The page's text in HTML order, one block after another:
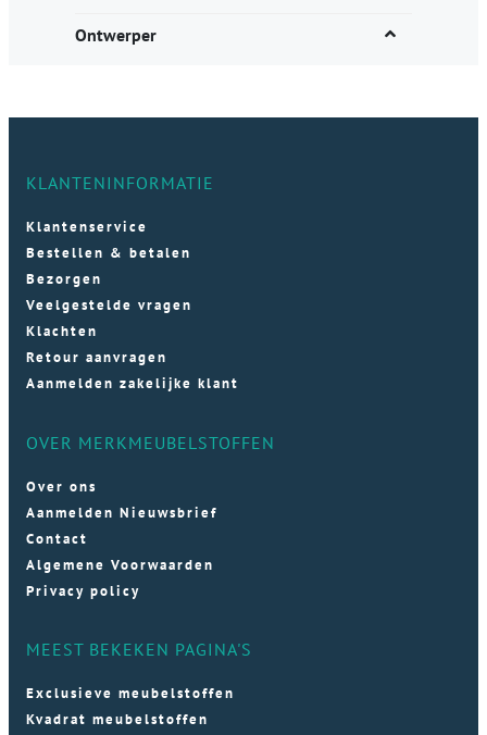
Ontwerper
KLANTENINFORMATIE
Klantenservice
Bestellen & betalen
Bezorgen
Veelgestelde vragen
Klachten
Retour aanvragen
Aanmelden zakelijke klant
OVER MERKMEUBELSTOFFEN
Over ons
Aanmelden Nieuwsbrief
Contact
Algemene Voorwaarden
Privacy policy
MEEST BEKEKEN PAGINA'S
Exclusieve meubelstoffen
Kvadrat meubelstoffen